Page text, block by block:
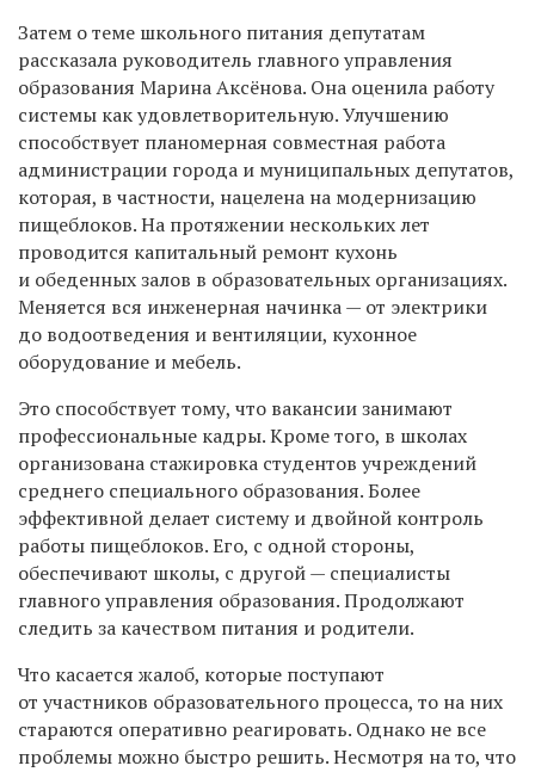
Затем о теме школьного питания депутатам
рассказала руководитель главного управления
образования Марина Аксёнова. Она оценила работу
системы как удовлетворительную. Улучшению
способствует планомерная совместная работа
администрации города и муниципальных депутатов,
которая, в частности, нацелена на модернизацию
пищеблоков. На протяжении нескольких лет
проводится капитальный ремонт кухонь
и обеденных залов в образовательных организациях.
Меняется вся инженерная начинка — от электрики
до водоотведения и вентиляции, кухонное
оборудование и мебель.
Это способствует тому, что вакансии занимают
профессиональные кадры. Кроме того, в школах
организована стажировка студентов учреждений
среднего специального образования. Более
эффективной делает систему и двойной контроль
работы пищеблоков. Его, с одной стороны,
обеспечивают школы, с другой — специалисты
главного управления образования. Продолжают
следить за качеством питания и родители.
Что касается жалоб, которые поступают
от участников образовательного процесса, то на них
стараются оперативно реагировать. Однако не все
проблемы можно быстро решить. Несмотря на то, что